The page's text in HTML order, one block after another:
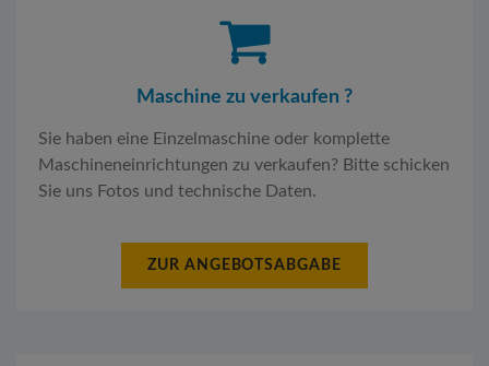
Maschine zu verkaufen ?
Sie haben eine Einzelmaschine oder komplette
Maschineneinrichtungen zu verkaufen? Bitte schicken
Sie uns Fotos und technische Daten.
ZUR ANGEBOTSABGABE